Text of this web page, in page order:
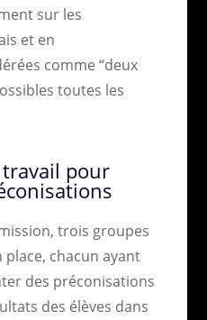
sur les
et en
comme “deux
toutes les
pour
trois groupes
chacun ayant
des préconisations
des élèves dans